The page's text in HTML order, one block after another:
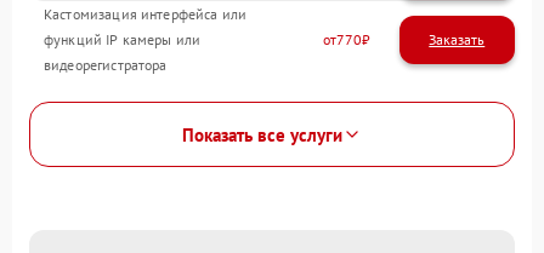
Кастомизация интерфейса или
функций IP камеры или
видеорегистратора
770
Показать все услуги